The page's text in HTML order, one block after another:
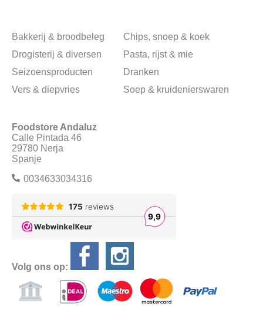
Bakkerij & broodbeleg
Chips, snoep & koek
Drogisterij & diversen
Pasta, rijst & mie
Seizoensproducten
Dranken
Vers & diepvries
Soep & kruidenierswaren
Foodstore Andaluz
Calle Pintada 46
29780 Nerja
Spanje
0034633034316
Volg ons op: